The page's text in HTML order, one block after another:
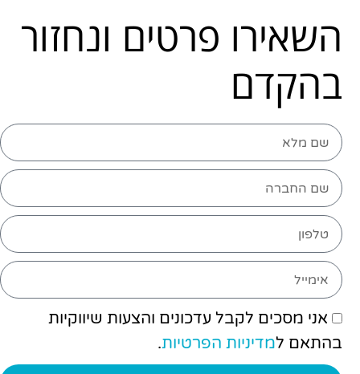
השאירו פרטים ונחזור
בהקדם
אני מסכים לקבל עדכונים והצעות שיווקיות
בהתאם למדיניות הפרטיות.